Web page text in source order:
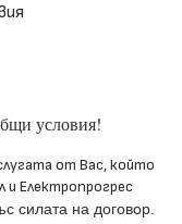
условия!
от Вас, който
и Електропрогрес
силата на договор.